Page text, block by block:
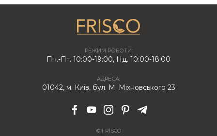
РЕЖИМ РОБОТИ:
Пн.-Пт. 10:00-19:00, Нд. 10:00-18:00
АДРЕСА:
01042, м. Київ, бул. М. Міхновського 23
© FRISCO